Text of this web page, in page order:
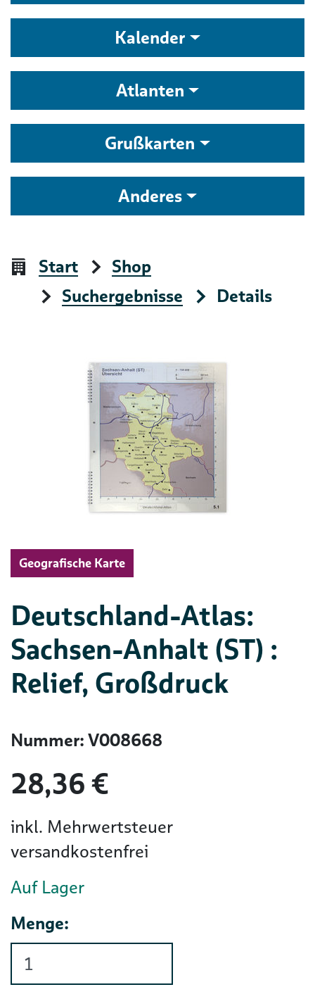
Kalender
Atlanten
Grußkarten
Anderes
Start
Shop
Suchergebnisse
Details
Geografische Karte
Deutschland-Atlas:
Sachsen-Anhalt (ST) :
Relief, Großdruck
Nummer: V008668
28,36 €
inkl. Mehrwertsteuer
versandkostenfrei
Auf Lager
Menge: